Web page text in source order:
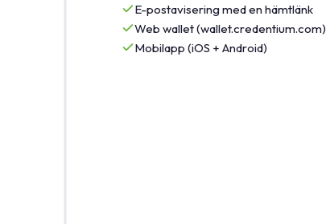
E-postavisering med en hämtlänk
Web wallet (wallet.credentium.com)
Mobilapp (iOS + Android)